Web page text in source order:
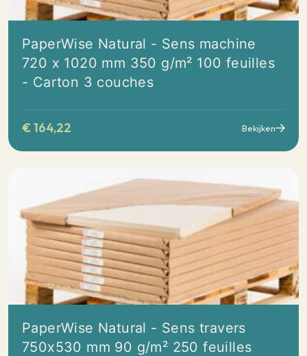
PaperWise Natural - Sens machine
720 x 1020 mm 350 g/m² 100 feuilles
- Carton 3 couches
€164,22 Bekijken
PaperWise Natural - Sens travers
750x530 mm 90 g/m² 250 feuilles